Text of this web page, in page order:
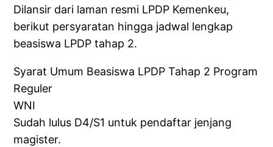
Dilansir dari laman resmi LPDP Kemenkeu,
berikut persyaratan hingga jadwal lengkap
beasiswa LPDP tahap 2.
Syarat Umum Beasiswa LPDP Tahap 2 Program
Reguler
WNI
Sudah lulus D4/S1 untuk pendaftar jenjang
magister.